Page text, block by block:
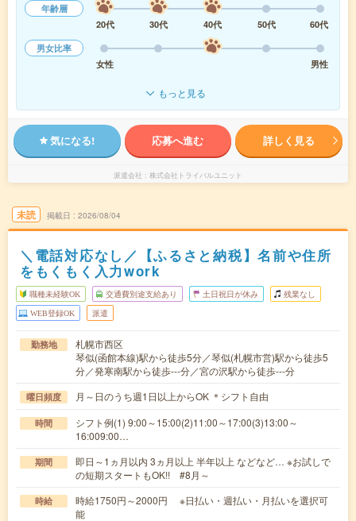
年齢層
20代
30代 40代 50代
60代
男女比率
女性
男性
もっと見る
気になる! 応募へ進む 詳しく見る
派遣会社 株式会社トライバルユニット
未読 掲載日 2026/08/04
＼電話対応なし／【ふるさと納税】名前や住所
をもくもく入力work
職種未経験OK 交通費別途支給あり 土日祝日が休み 残業なし
WEB登録OK 派遣
勤務地
札幌市西区
琴似(函館本線)駅から徒歩5分／琴似(札幌市営)駅から徒歩5
分／発寒南駅から徒歩---分／宮の沢駅から徒歩---分
曜日頻度 月～日のうち週1日以上からOK ＊シフト自由
時間
シフト例(1) 9:00～15:00(2)11:00～17:00(3)13:00～
16:009:00…
期間
即日～1ヵ月以内 3ヵ月以上 半年以上 などなど… ※お試しで
の短期スタートもOK!! #8月～
時給
時給1750円～2000円 ※日払い・週払い・月払いを選択可
能